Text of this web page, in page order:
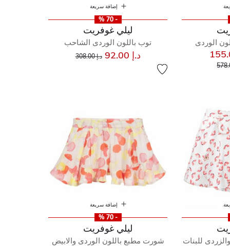
الوردى
منإلى
إضافة سريعة
- 70 %
ليلي غوفريت
توب باللون الوردى الشاحب
د.إ 92.00 سعر مخفض مند.إ 308.00 إلى
للبنات
إضافة سريعة
- 70 %
ليلي غوفريت
شورت مطبع باللون الوردى والابيض